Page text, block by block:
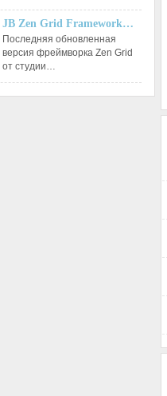
JB Zen Grid Framework…
Последняя обновленная
версия фреймворка Zen Grid
от студии…